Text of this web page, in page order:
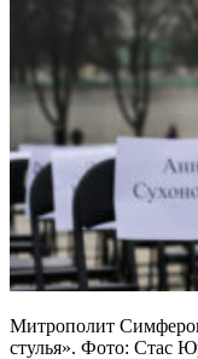
Митрополит
стулья». Фото: Стас